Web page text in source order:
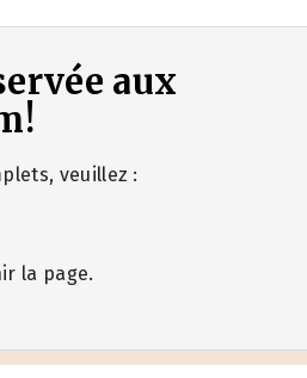
aux
veuillez :
la page.